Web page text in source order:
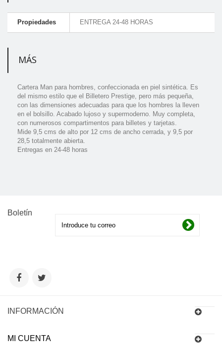
Propiedades ENTREGA 24-48 HORAS
MÁS
Cartera Man para hombres, confeccionada en piel sintética. Es
del mismo estilo que el Billetero Prestige, pero más pequeña,
con las dimensiones adecuadas para que los hombres la lleven
en el bolsillo. Acabado lujoso y supermoderno. Muy completa,
con numerosos compartimentos para billetes y tarjetas.
Mide 9,5 cms de alto por 12 cms de ancho cerrada, y 9,5 por
28,5 totalmente abierta.
Entregas en 24-48 horas
Boletín
INFORMACIÓN
MI CUENTA